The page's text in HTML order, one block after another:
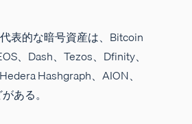
表的な暗号資産は、Bitcoin
、Dash、Tezos、Dfinity、
Hashgraph、AION、
ある。